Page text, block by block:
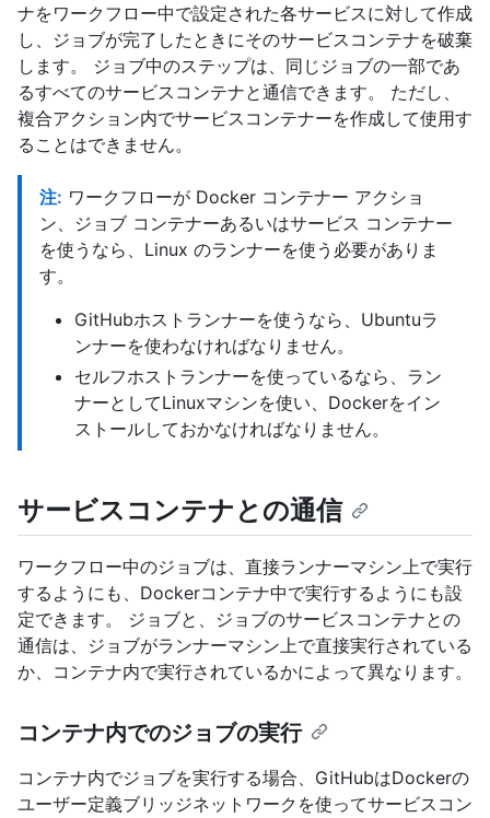
ナをワークフロー中で設定された各サービスに対して作成
し、ジョブが完了したときにそのサービスコンテナを破棄
します。 ジョブ中のステップは、同じジョブの一部であ
るすべてのサービスコンテナと通信できます。 ただし、
複合アクション内でサービスコンテナーを作成して使用す
ることはできません。
注: ワークフローが Docker コンテナー アクショ
ン、ジョブ コンテナーあるいはサービス コンテナー
を使うなら、Linux のランナーを使う必要がありま
す。
GitHubホストランナーを使うなら、Ubuntuラ
ンナーを使わなければなりません。
セルフホストランナーを使っているなら、ラン
ナーとしてLinuxマシンを使い、Dockerをイン
ストールしておかなければなりません。
サービスコンテナとの通信
ワークフロー中のジョブは、直接ランナーマシン上で実行
するようにも、Dockerコンテナ中で実行するようにも設
定できます。 ジョブと、ジョブのサービスコンテナとの
通信は、ジョブがランナーマシン上で直接実行されている
か、コンテナ内で実行されているかによって異なります。
コンテナ内でのジョブの実行
コンテナ内でジョブを実行する場合、GitHubはDockerの
ユーザー定義ブリッジネットワークを使ってサービスコン